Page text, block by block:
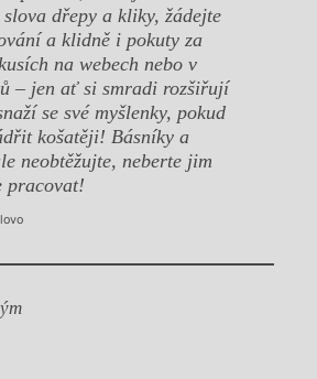
slova dřepy a kliky, žádejte
a klidně i pokuty za
na webech nebo v
– jen ať si smradi rozšiřují
se své myšlenky, pokud
košatěji! Básníky a
neobtěžujte, neberte jim
pracovat!